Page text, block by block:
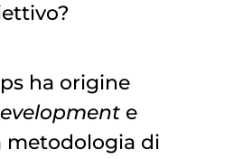
ha origine
e
metodologia di